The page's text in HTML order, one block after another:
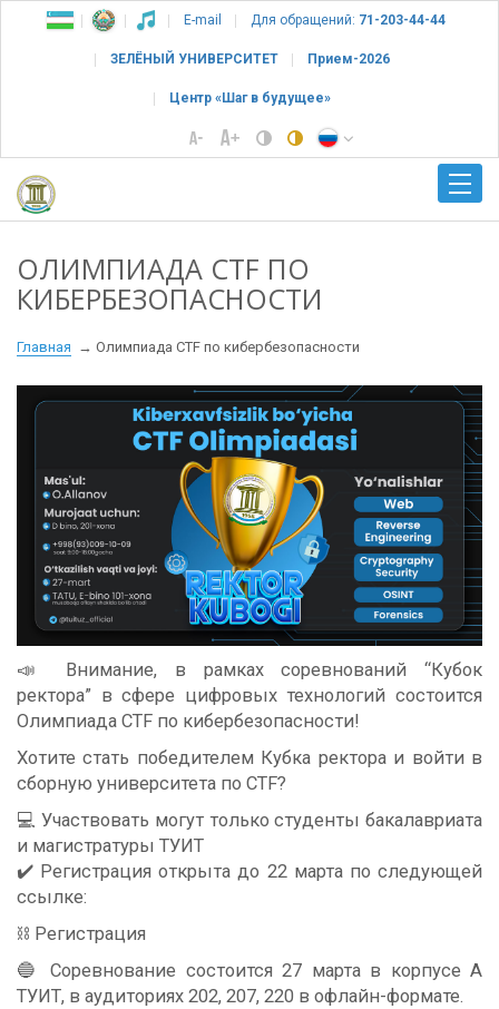
E-mail Для обращений: 71-203-44-44
ЗЕЛЁНЫЙ УНИВЕРСИТЕТ Прием-2026
Центр «Шаг в будущее»
ОЛИМПИАДА CTF ПО
КИБЕРБЕЗОПАСНОСТИ
Главная Олимпиада CTF по кибербезопасности
📣 Внимание, в рамках соревнований “Кубок
ректора” в сфере цифровых технологий состоится
Олимпиада CTF по кибербезопасности!
Хотите стать победителем Кубка ректора и войти в
сборную университета по CTF?
💻 Участвовать могут только студенты бакалавриата
и магистратуры ТУИТ
✔️ Регистрация открыта до 22 марта по следующей
ссылке:
⛓️ Регистрация
🔵 Соревнование состоится 27 марта в корпусе A
ТУИТ, в аудиториях 202, 207, 220 в офлайн-формате.